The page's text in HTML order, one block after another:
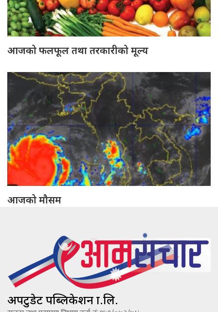
आजको फलफूल तथा तरकारीको मूल्य
आजको मौसम
अपटुडेट पब्लिकेशन प्रा.लि.